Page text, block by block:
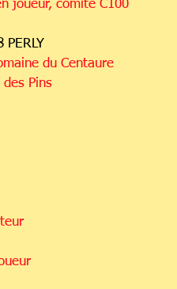
joueur, comité C100
PERLY
du Centaure
des Pins